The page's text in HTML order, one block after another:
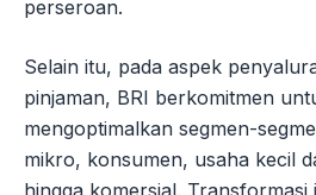
perseroan.
Selain itu, pada aspek
pinjaman, BRI berkomitmen
mengoptimalkan segmen-
mikro, konsumen, usaha kecil
hingga komersial. Transformasi